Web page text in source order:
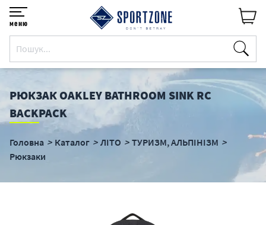
меню
РЮКЗАК OAKLEY BATHROOM SINK RC
BACKPACK
Головна Каталог ЛІТО
ТУРИЗМ, АЛЬПІНІЗМ
Рюкзаки